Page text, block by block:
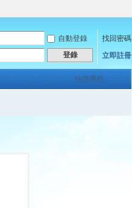
自動登錄
找回密碼
登錄 立即註冊
快捷導航